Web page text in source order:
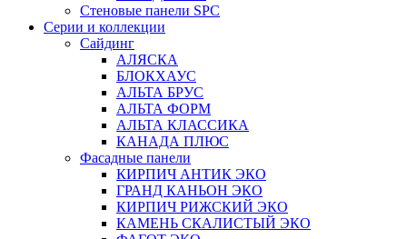
Стеновые панели SPC
Серии и коллекции
Сайдинг
АЛЯСКА
БЛОКХАУС
АЛЬТА БРУС
АЛЬТА ФОРМ
АЛЬТА КЛАССИКА
КАНАДА ПЛЮС
Фасадные панели
КИРПИЧ АНТИК ЭКО
ГРАНД КАНЬОН ЭКО
КИРПИЧ РИЖСКИЙ ЭКО
КАМЕНЬ СКАЛИСТЫЙ ЭКО